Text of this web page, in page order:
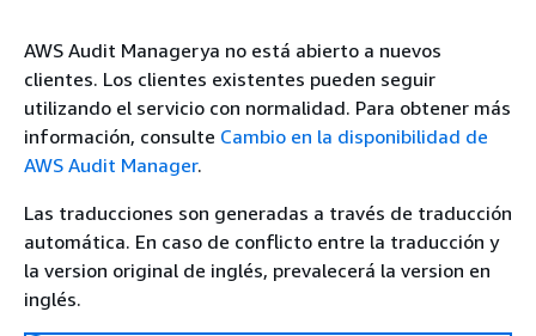
AWS Audit Managerya no está abierto a nuevos
clientes. Los clientes existentes pueden seguir
utilizando el servicio con normalidad. Para obtener más
información, consulte Cambio en la disponibilidad de
AWS Audit Manager.
Las traducciones son generadas a través de traducción
automática. En caso de conflicto entre la traducción y
la version original de inglés, prevalecerá la version en
inglés.